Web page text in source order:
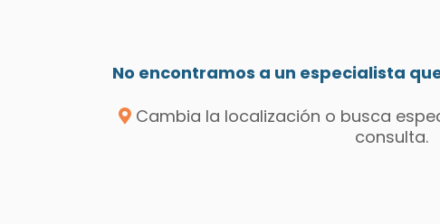
No encontramos a un especialista
Cambia la localización o busca
consulta.